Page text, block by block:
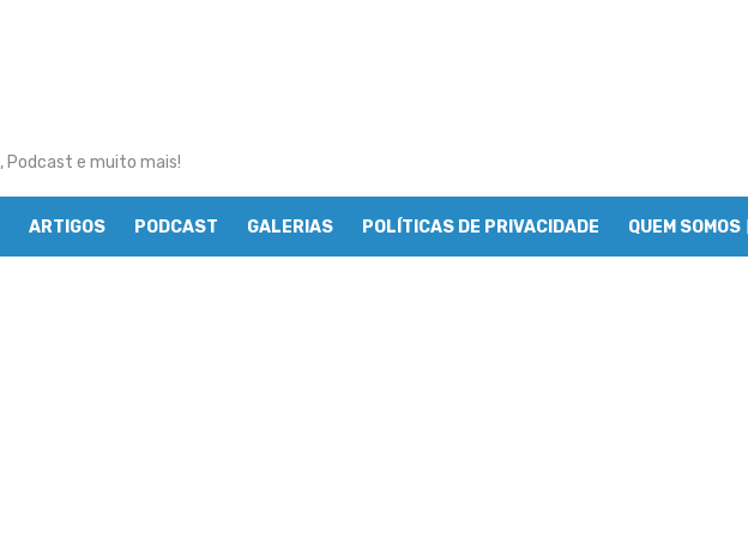
Podcast e muito mais!
ARTIGOS PODCAST GALERIAS POLÍTICAS DE PRIVACIDADE QUEM SOMOS